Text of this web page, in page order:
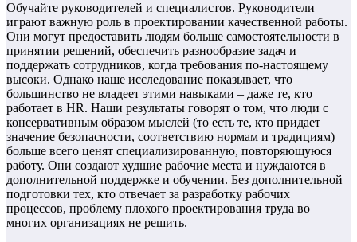
Обучайте руководителей и специалистов. Руководители
играют важную роль в проектировании качественной работы.
Они могут предоставить людям больше самостоятельности в
принятии решений, обеспечить разнообразие задач и
поддержать сотрудников, когда требования по-настоящему
высоки. Однако наше исследование показывает, что
большинство не владеет этими навыками – даже те, кто
работает в HR. Наши результаты говорят о том, что люди с
консервативным образом мыслей (то есть те, кто придает
значение безопасности, соответствию нормам и традициям)
больше всего ценят специализированную, повторяющуюся
работу. Они создают худшие рабочие места и нуждаются в
дополнительной поддержке и обучении. Без дополнительной
подготовки тех, кто отвечает за разработку рабочих
процессов, проблему плохого проектирования труда во
многих организациях не решить.